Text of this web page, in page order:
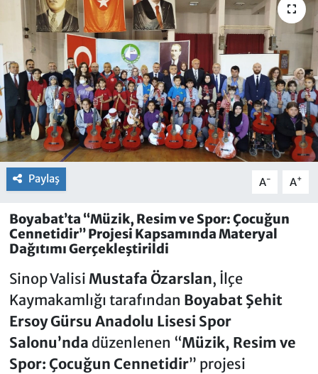
Paylaş A- A+
Boyabat’ta “Müzik, Resim ve Spor: Çocuğun
Cennetidir” Projesi Kapsamında Materyal
Dağıtımı Gerçekleştirildi
Sinop Valisi Mustafa Özarslan, İlçe
Kaymakamlığı tarafından Boyabat Şehit
Ersoy Gürsu Anadolu Lisesi Spor
Salonu’nda düzenlenen “Müzik, Resim ve
Spor: Çocuğun Cennetidir” projesi